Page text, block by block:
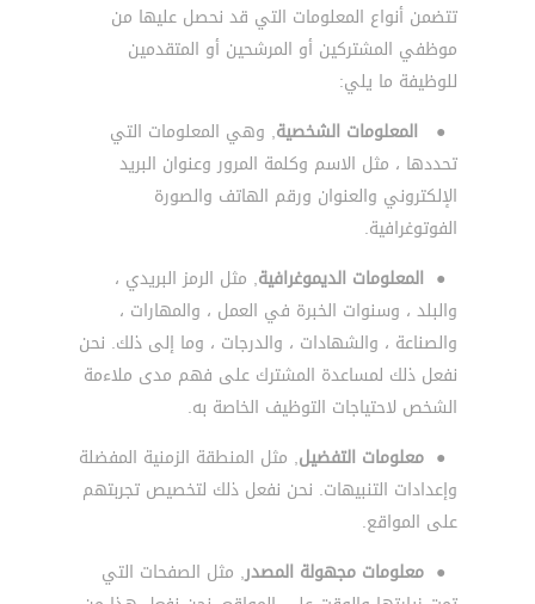
تتضمن أنواع المعلومات التي قد نحصل عليها من
موظفي المشتركين أو المرشحين أو المتقدمين
للوظيفة ما يلي:
●
المعلومات الشخصية, وهي المعلومات التي
تحددها ، مثل الاسم وكلمة المرور وعنوان البريد
الإلكتروني والعنوان ورقم الهاتف والصورة
الفوتوغرافية.
● المعلومات الديموغرافية, مثل الرمز البريدي ،
والبلد ، وسنوات الخبرة في العمل ، والمهارات ،
والصناعة ، والشهادات ، والدرجات ، وما إلى ذلك. نحن
نفعل ذلك لمساعدة المشترك على فهم مدى ملاءمة
الشخص لاحتياجات التوظيف الخاصة به.
● معلومات التفضيل, مثل المنطقة الزمنية المفضلة
وإعدادات التنبيهات. نحن نفعل ذلك لتخصيص تجربتهم
على المواقع.
● معلومات مجهولة المصدر, مثل الصفحات التي